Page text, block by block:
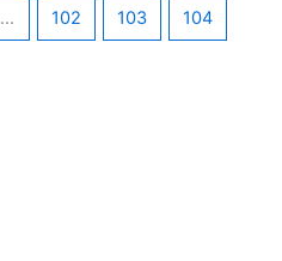
… 102 103 104